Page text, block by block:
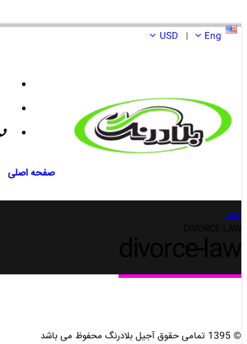
Eng
|
USD
صفحه اصلی
خانه
© 1395 تمامی حقوق آجیل بلادرنگ محفوظ می باشد